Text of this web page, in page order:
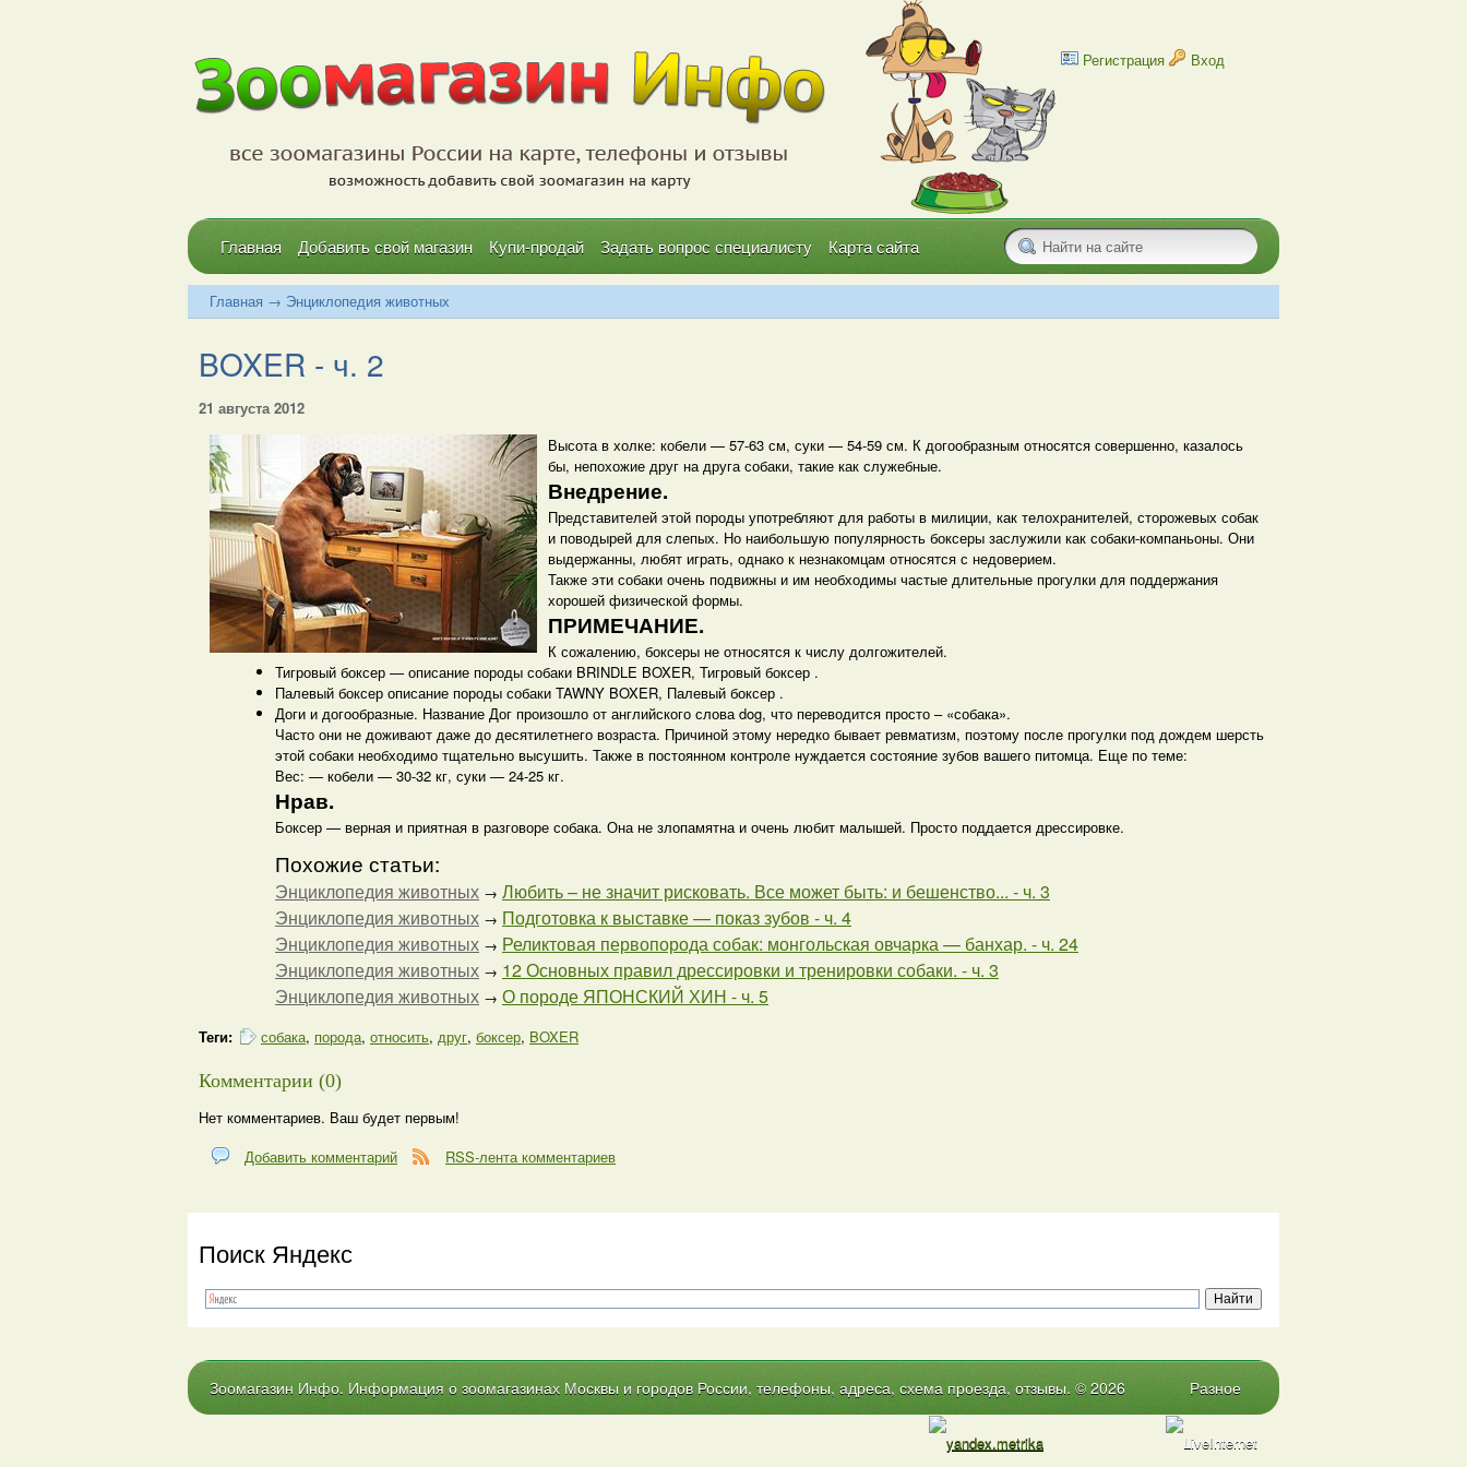
Регистрация Вход
Главная Добавить свой магазин Купи-продай Задать вопрос специалисту Карта сайта
Главная → Энциклопедия животных
BOXER - ч. 2
21 августа 2012
Высота в холке: кобели — 57-63 см, суки — 54-59 см. К догообразным относятся совершенно, казалось
бы, непохожие друг на друга собаки, такие как служебные.
Внедрение.
Представителей этой породы употребляют для работы в милиции, как телохранителей, сторожевых собак
и поводырей для слепых. Но наибольшую популярность боксеры заслужили как собаки-компаньоны. Они
выдержанны, любят играть, однако к незнакомцам относятся с недоверием.
Также эти собаки очень подвижны и им необходимы частые длительные прогулки для поддержания
хорошей физической формы.
ПРИМЕЧАНИЕ.
К сожалению, боксеры не относятся к числу долгожителей.
Тигровый боксер — описание породы собаки BRINDLE BOXER, Тигровый боксер .
Палевый боксер описание породы собаки TAWNY BOXER, Палевый боксер .
Доги и догообразные. Название Дог произошло от английского слова dog, что переводится просто – «собака».
Часто они не доживают даже до десятилетнего возраста. Причиной этому нередко бывает ревматизм, поэтому после прогулки под дождем шерсть
этой собаки необходимо тщательно высушить. Также в постоянном контроле нуждается состояние зубов вашего питомца. Еще по теме:
Вес: — кобели — 30-32 кг, суки — 24-25 кг.
Нрав.
Боксер — верная и приятная в разговоре собака. Она не злопамятна и очень любит малышей. Просто поддается дрессировке.
Похожие статьи:
Энциклопедия животных → Любить – не значит рисковать. Все может быть: и бешенство... - ч. 3
Энциклопедия животных → Подготовка к выставке — показ зубов - ч. 4
Энциклопедия животных → Реликтовая первопорода собак: монгольская овчарка — банхар. - ч. 24
Энциклопедия животных → 12 Основных правил дрессировки и тренировки собаки. - ч. 3
Энциклопедия животных → О породе ЯПОНСКИЙ ХИН - ч. 5
Теги: собака, порода, относить, друг, боксер, BOXER
Комментарии (0)
Нет комментариев. Ваш будет первым!
Добавить комментарий
RSS-лента комментариев
Поиск Яндекс
Зоомагазин Инфо. Информация о зоомагазинах Москвы и городов России, телефоны, адреса, схема проезда, отзывы. © 2026 Разное